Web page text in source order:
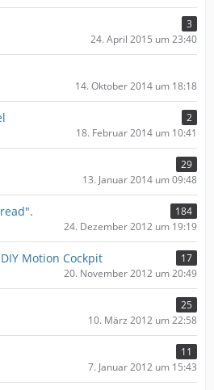
3
24. April 2015 um 23:40
14. Oktober 2014 um 18:18
2
18. Februar 2014 um 10:41
29
13. Januar 2014 um 09:48
184
24. Dezember 2012 um 19:19
Motion Cockpit
17
20. November 2012 um 20:49
25
10. März 2012 um 22:58
11
7. Januar 2012 um 15:43